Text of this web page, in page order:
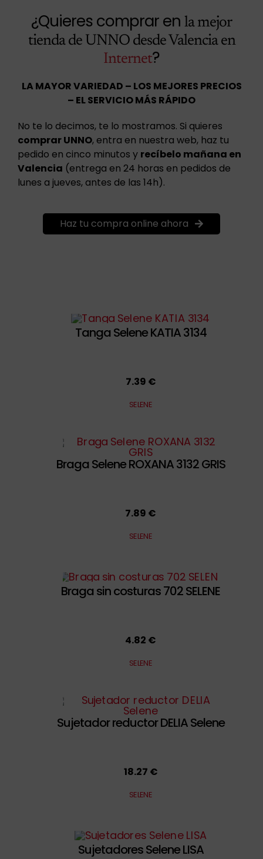
¿Quieres comprar en la mejor
tienda de UNNO desde Valencia en
Internet?
LA MAYOR VARIEDAD – LOS MEJORES PRECIOS
– EL SERVICIO MÁS RÁPIDO
No te lo decimos, te lo mostramos. Si quieres
comprar UNNO, entra en nuestra web, haz tu
pedido en cinco minutos y recíbelo mañana en
Valencia (entrega en 24 horas en pedidos de
lunes a jueves, antes de las 14h).
Haz tu compra online ahora
Tanga Selene KATIA 3134
7.39 €
SELENE
Braga Selene ROXANA 3132 GRIS
7.89 €
SELENE
Braga sin costuras 702 SELENE
4.82 €
SELENE
Sujetador reductor DELIA Selene
18.27 €
SELENE
Sujetadores Selene LISA